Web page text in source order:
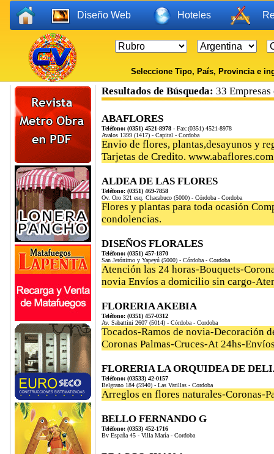
Diseño Web Hoteles
Seleccione Tipo, País, Provincia e
Resultados de Búsqueda: 33
ABAFLORES
Teléfono: (0351) 4521-8978 - Fax:(0351) 4521-8978
Avalos 1399 (1417) - Capital - Cordoba
Envio de flores, plantas,desayunos y
Tarjetas de Credito. www.abaflores.com
ALDEA DE LAS FLORES
Teléfono: (0351) 469-7858
Ov. Oro 321 esq. Chacabuco (5000) - Córdoba - Cordoba
Flores y plantas para toda ocasión
condolencias.
DISEÑOS FLORALES
Teléfono: (0351) 457-1870
San Jerónimo y Yapeyú (5000) - Córdoba - Cordoba
Atención las 24 horas-Bouquets-
novia Envíos a domicilio sin cargo-
FLORERIA AKEBIA
Teléfono: (0351) 457-0312
Av. Sabattini 2607 (5014) - Córdoba - Cordoba
Tocados-Ramos de novia-Decoración
Coronas Palmas-Cruces-At 24hs-
FLORERIA LA ORQUIDEA DE
Teléfono: (03533) 42-0157
Belgrano 184 (5940) - Las Varillas - Cordoba
Arreglos en flores naturales-Coronas-
BELLO FERNANDO G
Teléfono: (0353) 452-1716
Bv España 45 - Villa María - Cordoba